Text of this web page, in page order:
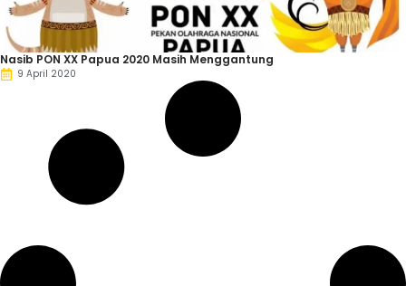
Nasib PON XX Papua 2020 Masih Menggantung
9 April 2020